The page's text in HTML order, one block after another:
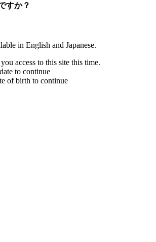
すか？
in English and Japanese.
access to this site this time.
to continue
of birth to continue